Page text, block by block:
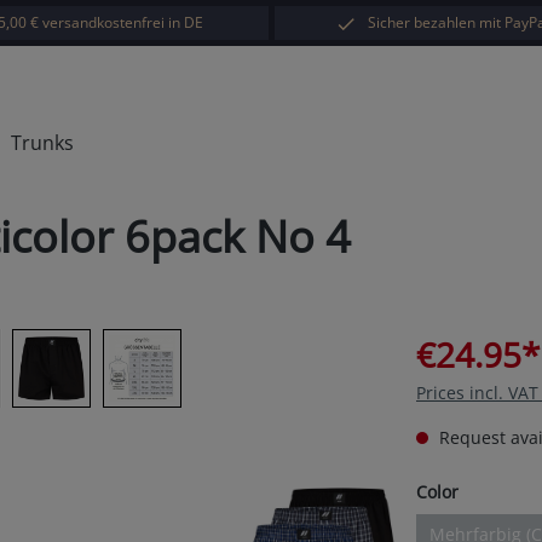
€ versandkostenfrei in DE Sicher bezahlen mit
Trunks
6pack No 4
€24.95*
Prices incl.
Request
Select
Color
Mehrfarbig